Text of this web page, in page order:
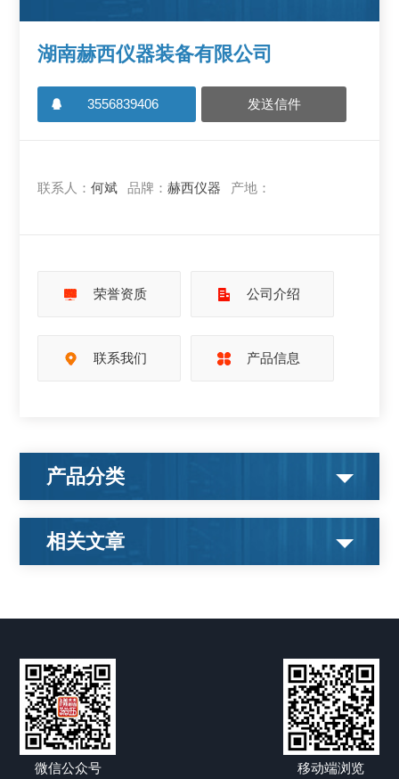
湖南赫西仪器装备有限公司
3556839406 发送信件
联系人：何斌 品牌：赫西仪器 产地：
荣誉资质 公司介绍
联系我们 产品信息
产品分类
相关文章
微信公众号 移动端浏览